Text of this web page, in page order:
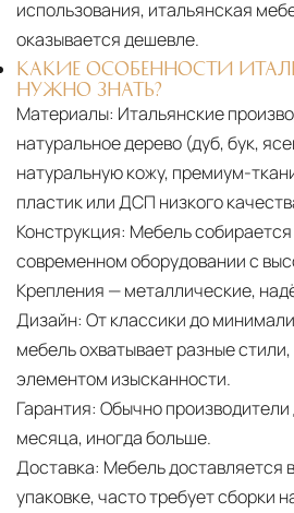
использования, итальянская
оказывается дешевле.
КАКИЕ ОСОБЕННОСТИ
НУЖНО ЗНАТЬ?
Материалы: Итальянские
натуральное дерево (дуб, бук,
натуральную кожу, премиум-
пластик или ДСП низкого
Конструкция: Мебель
современном оборудовании с
Крепления — металлические,
Дизайн: От классики до
мебель охватывает разные стили,
элементом изысканности.
Гарантия: Обычно
месяца, иногда больше.
Доставка: Мебель доставляется
упаковке, часто требует сборки